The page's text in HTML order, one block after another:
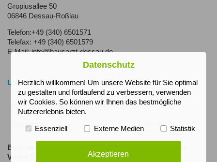
Gropiusallee 50
06846 Dessau-Roßlau
Telefon:+49 (340) 6501571
Telefax: +49 (340) 6501579
E-Mail: info@hausarzt-dessau.de
UNSERE SPRECHZEITEN
Montag, Dienstag, Mittwoch, Freitag 07:00 - 12:00
Donnerstag 13:00 - 18:00
Bitte vereinbaren Sie rechtzeitig Ihre Termine mit uns.
Vielen Dank!
Datenschutz
Herzlich willkommen! Um unsere Website für Sie optimal
zu gestalten und fortlaufend zu verbessern, verwenden
wir Cookies. So können wir Ihnen das bestmögliche
Nutzererlebnis bieten.
Essenziell Externe Medien Statistik
Akzeptieren